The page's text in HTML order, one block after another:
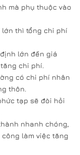
mà phụ thuộc vào
lớn thì tổng chi phí
lớn đến giá
chi phí.
có chi phí nhân
thôn.
tạp sẽ đòi hỏi
nhanh chóng,
làm việc tăng